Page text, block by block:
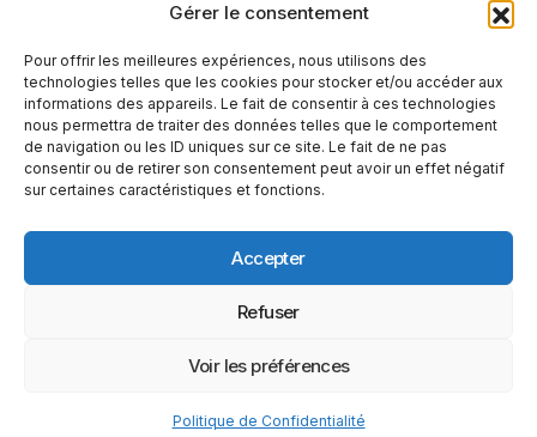
Gérer le consentement
Pour offrir les meilleures expériences, nous utilisons des
technologies telles que les cookies pour stocker et/ou accéder aux
informations des appareils. Le fait de consentir à ces technologies
nous permettra de traiter des données telles que le comportement
de navigation ou les ID uniques sur ce site. Le fait de ne pas
consentir ou de retirer son consentement peut avoir un effet négatif
sur certaines caractéristiques et fonctions.
Accepter
Refuser
Voir les préférences
Politique de Confidentialité
Catégories
Recevez une information neutre et factuelle
E-mail
En cliquant sur le bouton « S'abonner », vous confirmez que vous
avez lu et que vous acceptez notrepolitique de confidentialité
conditions d'utilisation.
© 2025 Le Monde Vu D'ailleurs. Tous Droits Réservés.